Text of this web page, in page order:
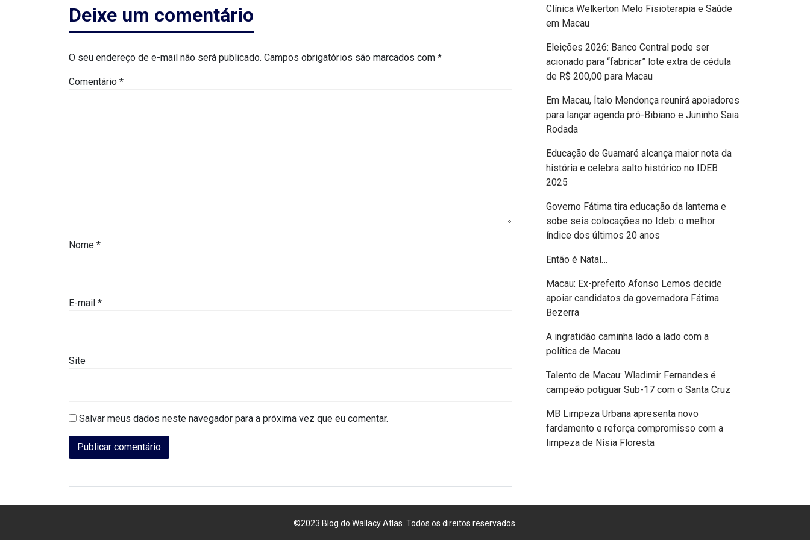
CICLISMO
MUNDO
CORRIDA
CURSINHO
Deixe um comentário
O seu endereço de e-mail não será publicado. Campos obrigatórios são marcados com *
Comentário *
Nome *
E-mail *
Site
Salvar meus dados neste navegador para a próxima vez que eu comentar.
Clínica Welkerton Melo Fisioterapia e Saúde
em Macau
Eleições 2026: Banco Central pode ser
acionado para “fabricar” lote extra de cédula
de R$ 200,00 para Macau
Em Macau, Ítalo Mendonça reunirá apoiadores
para lançar agenda pró-Bibiano e Juninho Saia
Rodada
Educação de Guamaré alcança maior nota da
história e celebra salto histórico no IDEB
2025
Governo Fátima tira educação da lanterna e
sobe seis colocações no Ideb: o melhor
índice dos últimos 20 anos
Então é Natal…
Macau: Ex-prefeito Afonso Lemos decide
apoiar candidatos da governadora Fátima
Bezerra
A ingratidão caminha lado a lado com a
política de Macau
Talento de Macau: Wladimir Fernandes é
campeão potiguar Sub-17 com o Santa Cruz
MB Limpeza Urbana apresenta novo
fardamento e reforça compromisso com a
limpeza de Nísia Floresta
©2023 Blog do Wallacy Atlas. Todos os direitos reservados.